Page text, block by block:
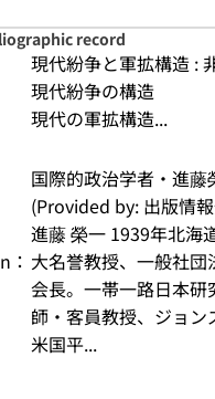
record
現代紛争と軍拡構造 :
現代紛争の構造
現代の軍拡構造...
国際的政治学者・進
(Provided by: 出版情
進藤 榮一 1939年北海
大名誉教授、一般社
会長。一帯一路日本
師・客員教授、ジョン
米国平...